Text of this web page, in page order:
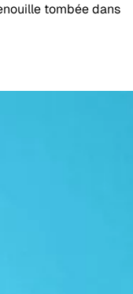
tombée dans